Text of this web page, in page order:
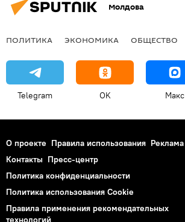
Молдова
ПОЛИТИКА ЭКОНОМИКА ОБЩЕСТВО
Telegram OK Макс
О проекте Правила использования Реклама
Контакты Пресс-центр
Политика конфиденциальности
Политика использования Cookie
Правила применения рекомендательных
технологий